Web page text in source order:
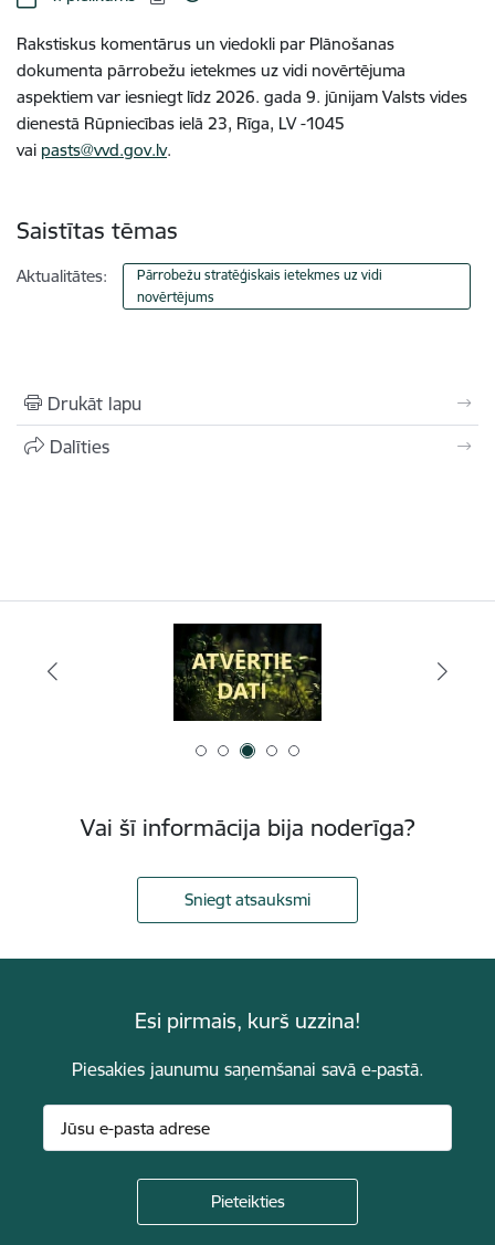
Rakstiskus komentārus un viedokli par Plānošanas
dokumenta pārrobežu ietekmes uz vidi novērtējuma
aspektiem var iesniegt līdz 2026. gada 9. jūnijam Valsts vides
dienestā Rūpniecības ielā 23, Rīga, LV -1045
vai pasts@vvd.gov.lv.
Saistītas tēmas
Aktualitātes:
Pārrobežu stratēģiskais ietekmes uz vidi
novērtējums
Drukāt lapu
Dalīties
Vai šī informācija bija noderīga?
Sniegt atsauksmi
Esi pirmais, kurš uzzina!
Piesakies jaunumu saņemšanai savā e-pastā.